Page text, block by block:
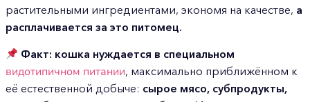
растительными ингредиентами, экономя на качестве, а
расплачивается за это питомец.
Факт: кошка нуждается в специальном
видотипичном питании, максимально приближённом к
её естественной добыче: сырое мясо, субпродукты,